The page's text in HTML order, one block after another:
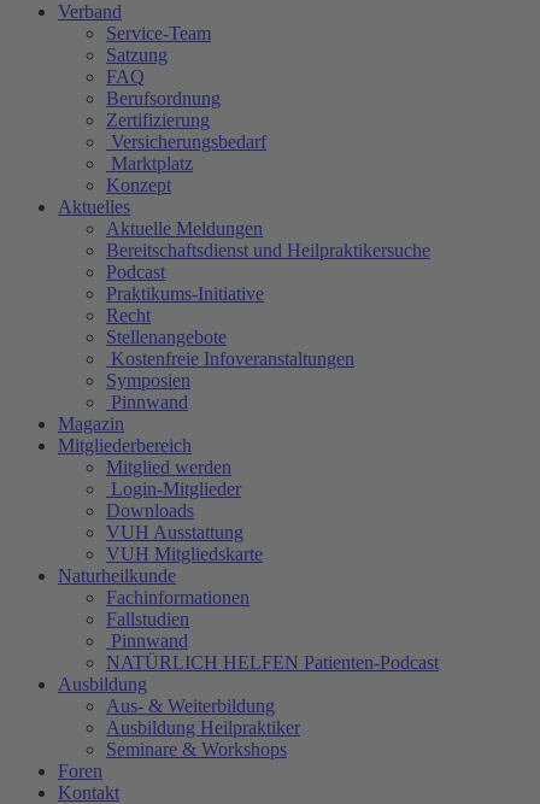
Verband
Service-Team
Satzung
FAQ
Berufsordnung
Zertifizierung
Versicherungsbedarf
Marktplatz
Konzept
Aktuelles
Aktuelle Meldungen
Bereitschaftsdienst und Heilpraktikersuche
Podcast
Praktikums-Initiative
Recht
Stellenangebote
Kostenfreie Infoveranstaltungen
Symposien
Pinnwand
Magazin
Mitgliederbereich
Mitglied werden
Login-Mitglieder
Downloads
VUH Ausstattung
VUH Mitgliedskarte
Naturheilkunde
Fachinformationen
Fallstudien
Pinnwand
NATÜRLICH HELFEN Patienten-Podcast
Ausbildung
Aus- & Weiterbildung
Ausbildung Heilpraktiker
Seminare & Workshops
Foren
Kontakt